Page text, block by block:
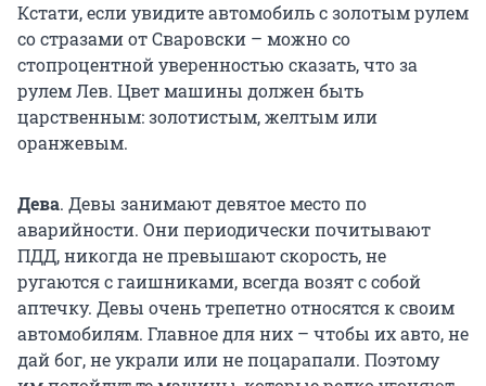
Кстати, если увидите автомобиль с золотым рулем
со стразами от Сваровски – можно со
стопроцентной уверенностью сказать, что за
рулем Лев. Цвет машины должен быть
царственным: золотистым, желтым или
оранжевым.
Дева. Девы занимают девятое место по
аварийности. Они периодически почитывают
ПДД, никогда не превышают скорость, не
ругаются с гаишниками, всегда возят с собой
аптечку. Девы очень трепетно относятся к своим
автомобилям. Главное для них – чтобы их авто, не
дай бог, не украли или не поцарапали. Поэтому